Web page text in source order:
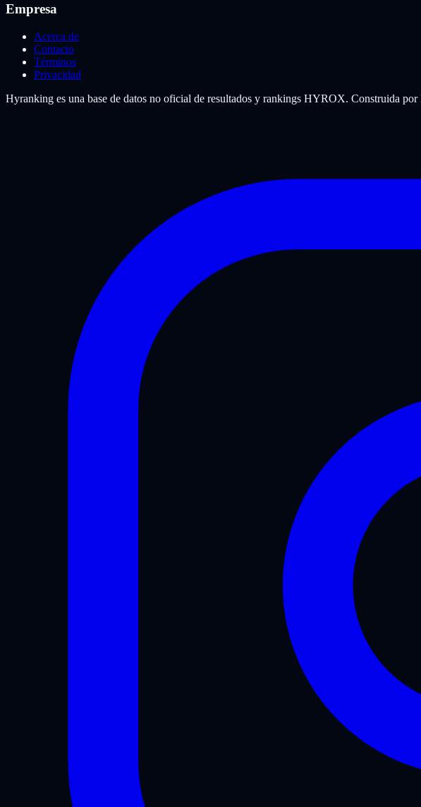
Empresa
Acerca de
Contacto
Términos
Privacidad
Hyranking es una base de datos no oficial de resultados y rankings HYROX. Construida